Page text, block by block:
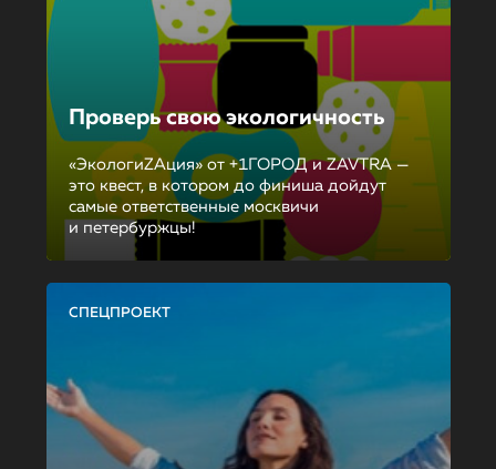
Проверь свою экологичность
«ЭкологиZAция» от +1ГОРОД и ZAVTRA —
это квест, в котором до финиша дойдут
самые ответственные москвичи
и петербуржцы!
СПЕЦПРОЕКТ